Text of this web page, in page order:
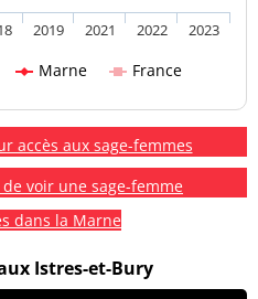
Marne France
2019 2021 2022 2023
accès aux sage-femmes
voir une sage-femme
dans la Marne
Istres-et-Bury